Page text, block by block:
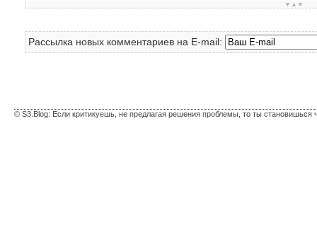
▼▲▼
Рассылка новых комментариев на E-mail:
© S3.Blog: Если критикуешь, не предлагая решения проблемы, то ты становишься